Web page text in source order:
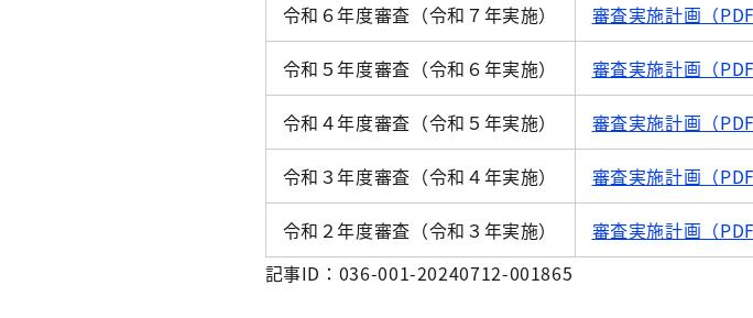
令和６年度審査（令和７年実施） 審査実施計画（
令和５年度審査（令和６年実施） 審査実施計画（
令和４年度審査（令和５年実施） 審査実施計画（
令和３年度審査（令和４年実施） 審査実施計画（
令和２年度審査（令和３年実施） 審査実施計画（
記事ID：036-001-20240712-001865